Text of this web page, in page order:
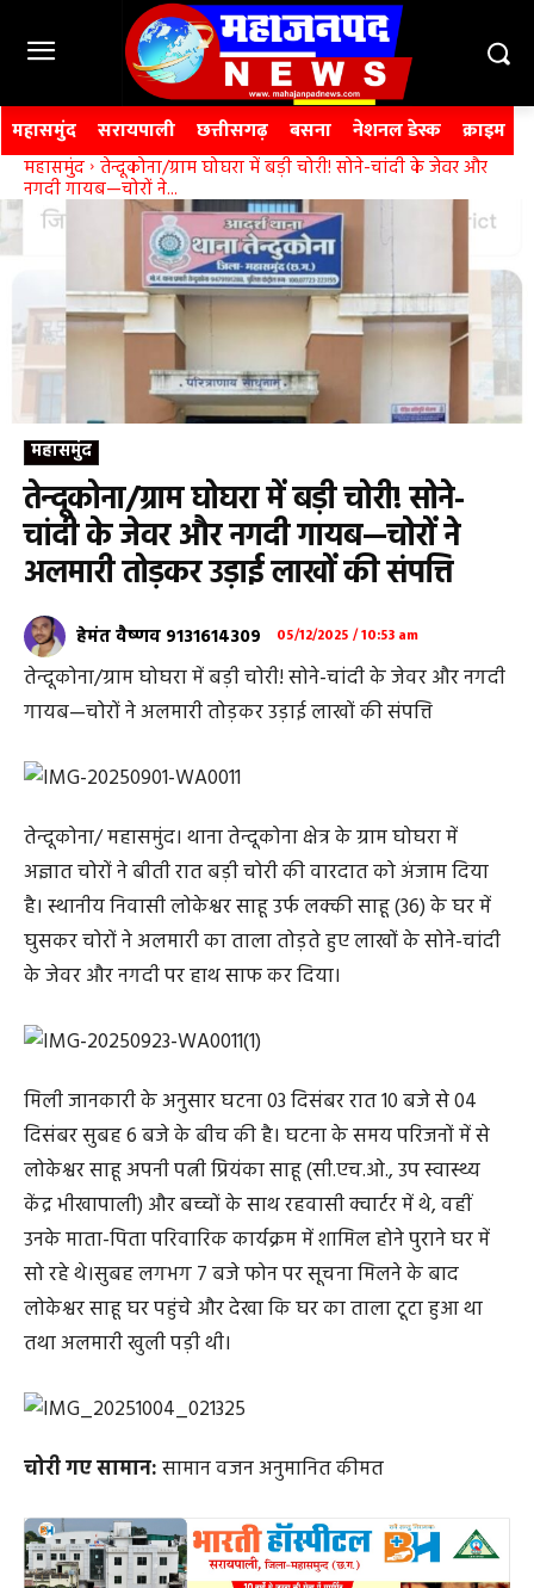
महासमुंद सरायपाली छत्तीसगढ़ बसना नेशनल डेस्क क्राइम
महासमुंद तेन्दूकोना/ग्राम घोघरा में बड़ी चोरी! सोने-चांदी के जेवर और
नगदी गायब—चोरों ने...
महासमुंद
तेन्दूकोना/ग्राम घोघरा में बड़ी चोरी! सोने-
चांदी के जेवर और नगदी गायब—चोरों ने
अलमारी तोड़कर उड़ाई लाखों की संपत्ति
हेमंत वैष्णव 9131614309 05/12/2025 / 10:53 am
तेन्दूकोना/ग्राम घोघरा में बड़ी चोरी! सोने-चांदी के जेवर और नगदी
गायब—चोरों ने अलमारी तोड़कर उड़ाई लाखों की संपत्ति
तेन्दूकोना/ महासमुंद। थाना तेन्दूकोना क्षेत्र के ग्राम घोघरा में
अज्ञात चोरों ने बीती रात बड़ी चोरी की वारदात को अंजाम दिया
है। स्थानीय निवासी लोकेश्वर साहू उर्फ लक्की साहू (36) के घर में
घुसकर चोरों ने अलमारी का ताला तोड़ते हुए लाखों के सोने-चांदी
के जेवर और नगदी पर हाथ साफ कर दिया।
मिली जानकारी के अनुसार घटना 03 दिसंबर रात 10 बजे से 04
दिसंबर सुबह 6 बजे के बीच की है। घटना के समय परिजनों में से
लोकेश्वर साहू अपनी पत्नी प्रियंका साहू (सी.एच.ओ., उप स्वास्थ्य
केंद्र भीखापाली) और बच्चों के साथ रहवासी क्वार्टर में थे, वहीं
उनके माता-पिता परिवारिक कार्यक्रम में शामिल होने पुराने घर में
सो रहे थे।सुबह लगभग 7 बजे फोन पर सूचना मिलने के बाद
लोकेश्वर साहू घर पहुंचे और देखा कि घर का ताला टूटा हुआ था
तथा अलमारी खुली पड़ी थी।
चोरी गए सामान:सामान वजन अनुमानित कीमत